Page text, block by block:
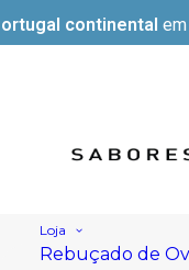
continental
Loja
Rebuçado de